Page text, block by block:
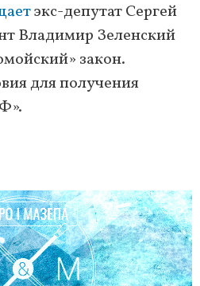
экс-депутат Сергей
Владимир Зеленский
закон.
для получения